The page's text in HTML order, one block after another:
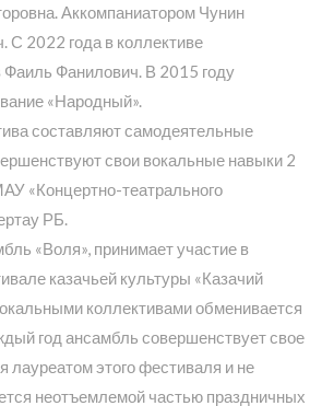
Аккомпаниатором Чунин
С 2022 года в коллективе
Фаиль Фанилович. В 2015 году
«Народный».
составляют самодеятельные
свои вокальные навыки 2
«Концертно-театрального
РБ.
«Воля», принимает участие в
казачьей культуры «Казачий
коллективами обменивается
год ансамбль совершенствует свое
лауреатом этого фестиваля и не
неотъемлемой частью праздничных